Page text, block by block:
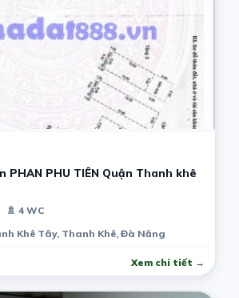
PHAN PHU TIÊN Quận Thanh khê
🚿 4 WC
Khê Tây, Thanh Khê, Đà Năng
Xem chi tiết →